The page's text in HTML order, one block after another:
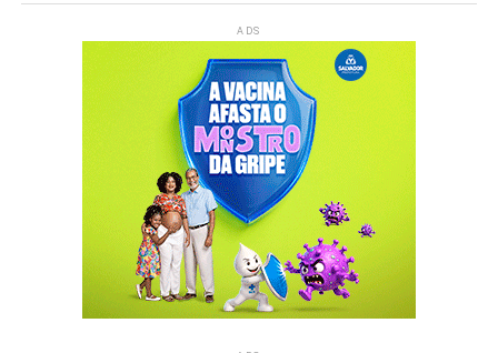
no cérebro, indicando que o organismo perde a
capacidade de reciclar adequadamente as mitocôndrias
danificadas. Esse processo compromete o funcionamento
das células cerebrais e pode contribuir para o avanço da
degeneração neurológica.
A descoberta representa um importante avanço na
compreensão dos mecanismos envolvidos na
, uma vez que as causas exatas do Alzheimer
ainda são alvo de estudos em todo o mundo. Os
cientistas acreditam que a identificação desse processo
ADS